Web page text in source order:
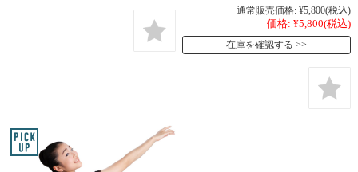
通常販売価格: ¥5,800(税込)
価格: ¥5,800(税込)
在庫を確認する